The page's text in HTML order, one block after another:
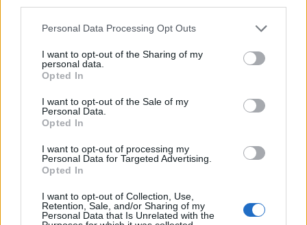
Personal Data Processing Opt Outs
I want to opt-out of the Sharing of my
personal data.
Opted In
I want to opt-out of the Sale of my
Personal Data.
Opted In
I want to opt-out of processing my
Personal Data for Targeted Advertising.
Opted In
I want to opt-out of Collection, Use,
Retention, Sale, and/or Sharing of my
Personal Data that Is Unrelated with the
Flash USB
Conveniente: ultra-piccolo, tascabile, facile da trasportare
Interfaccia: USB 2.0
Dimensioni: 27,63mm x 16,46mm x 8,56mm
Temperature operative: da 0°C a 60°C
Temperatura di Stoccaggio: da -20°C a 85°C
Garanzia/Assistenza: 5 anni di garanzia con servizio tecnico
gratuito
esempio, di attaccare il Kingston DataTraveler microDuo ad un
portachiavi e di averlo sempre a disposizione o di non perderlo, date